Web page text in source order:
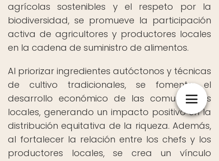
agrícolas sostenibles y el respeto por la
biodiversidad, se promueve la participación
activa de agricultores y productores locales
en la cadena de suministro de alimentos.
Al priorizar ingredientes autóctonos y técnicas
de cultivo tradicionales, se fomenta el
desarrollo económico de las comunidades
locales, generando un impacto positivo en la
distribución equitativa de la riqueza. Además,
al fortalecer la relación entre los chefs y los
productores locales, se crea un vínculo